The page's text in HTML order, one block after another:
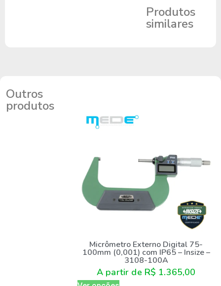
Produtos
similares
Outros
produtos
Micrômetro Externo Digital 75-
100mm (0,001) com IP65 – Insize –
3108-100A
A partir de R$ 1.365,00